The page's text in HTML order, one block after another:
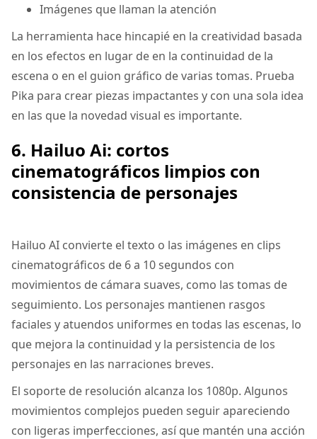
Imágenes que llaman la atención
La herramienta hace hincapié en la creatividad basada
en los efectos en lugar de en la continuidad de la
escena o en el guion gráfico de varias tomas. Prueba
Pika para crear piezas impactantes y con una sola idea
en las que la novedad visual es importante.
6. Hailuo Ai: cortos
cinematográficos limpios con
consistencia de personajes
Hailuo AI convierte el texto o las imágenes en clips
cinematográficos de 6 a 10 segundos con
movimientos de cámara suaves, como las tomas de
seguimiento. Los personajes mantienen rasgos
faciales y atuendos uniformes en todas las escenas, lo
que mejora la continuidad y la persistencia de los
personajes en las narraciones breves.
El soporte de resolución alcanza los 1080p. Algunos
movimientos complejos pueden seguir apareciendo
con ligeras imperfecciones, así que mantén una acción